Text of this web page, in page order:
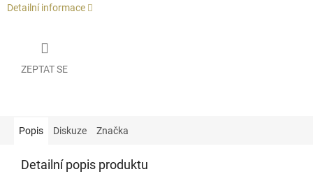
Detailní informace
ZEPTAT SE
Popis Diskuze Značka
Detailní popis produktu